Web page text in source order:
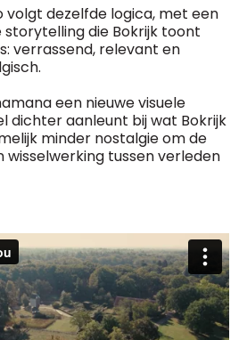
volgt dezelfde logica, met een
storytelling die Bokrijk toont
verrassend, relevant en
een nieuwe visuele
dichter aanleunt bij wat Bokrijk
minder nostalgie om de
wisselwerking tussen verleden